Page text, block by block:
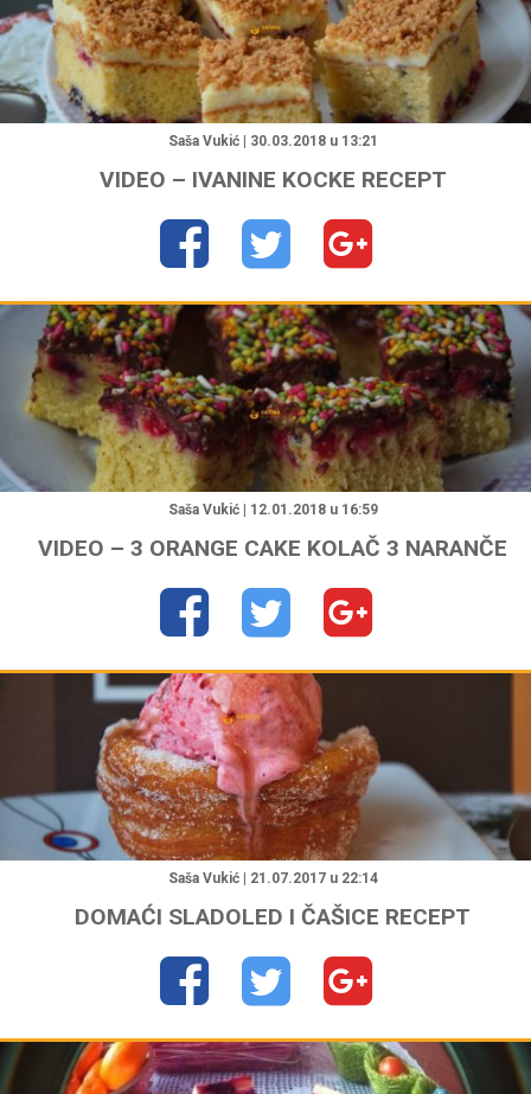
"
Saša Vukić | 30.03.2018 u 13:21
VIDEO – IVANINE KOCKE RECEPT
"
Saša Vukić | 12.01.2018 u 16:59
VIDEO – 3 ORANGE CAKE KOLAČ 3 NARANČE
"
Saša Vukić | 21.07.2017 u 22:14
DOMAĆI SLADOLED I ČAŠICE RECEPT